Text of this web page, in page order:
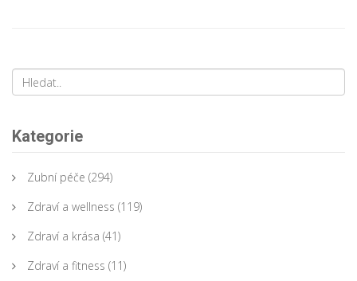
Kategorie
Zubní péče (294)
Zdraví a wellness (119)
Zdraví a krása (41)
Zdraví a fitness (11)